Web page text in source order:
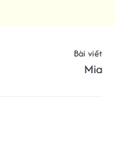
Bài viết
Mia